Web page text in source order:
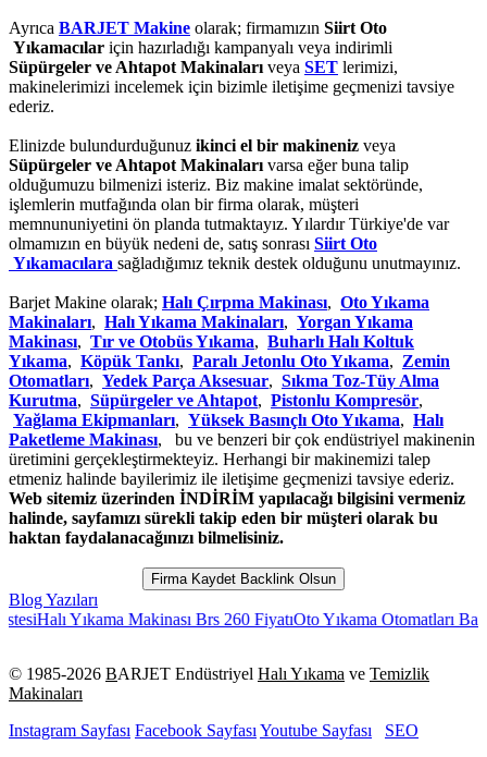
Ayrıca BARJET Makine olarak; firmamızın Siirt Oto
Yıkamacılar için hazırladığı kampanyalı veya indirimli
Süpürgeler ve Ahtapot Makinalarıveya SET lerimizi,
makinelerimizi incelemek için bizimle iletişime geçmenizi tavsiye
ederiz.
Elinizde bulundurduğunuz ikinci el bir makineniz veya
Süpürgeler ve Ahtapot Makinalarıvarsa eğer buna talip
olduğumuzu bilmenizi isteriz. Biz makine imalat sektöründe,
işlemlerin mutfağında olan bir firma olarak, müşteri
memnununiyetini ön planda tutmaktayız. Yılardır Türkiye'de var
olmamızın en büyük nedeni de, satış sonrası Siirt Oto
Yıkamacılara sağladığımız teknik destek olduğunu unutmayınız.
Barjet Makine olarak; Halı Çırpma Makinası, Oto Yıkama
Makinaları, Halı Yıkama Makinaları, Yorgan Yıkama
Makinası, Tır ve Otobüs Yıkama, Buharlı Halı Koltuk
Yıkama, Köpük Tankı, Paralı Jetonlu Oto Yıkama, Zemin
Otomatları, Yedek Parça Aksesuar, Sıkma Toz-Tüy Alma
Kurutma, Süpürgeler ve Ahtapot, Pistonlu Kompresör,
Yağlama Ekipmanları, Yüksek Basınçlı Oto Yıkama, Halı
Paketleme Makinası, bu ve benzeri bir çok endüstriyel makinenin
üretimini gerçekleştirmekteyiz. Herhangi bir makinemizi talep
etmeniz halinde bayilerimiz ile iletişime geçmenizi tavsiye ederiz.
Web sitemiz üzerinden İNDİRİM yapılacağı bilgisini vermeniz
halinde, sayfamızı sürekli takip eden bir müşteri olarak bu
haktan faydalanacağınızı bilmelisiniz.
Firma Kaydet Backlink Olsun
Blog Yazıları
Yıkama Makinası Brs 260 FiyatıOto Yıkama Otomatları Barjet
© 1985-2026 BARJET Endüstriyel Halı Yıkama ve Temizlik
Makinaları
Instagram Sayfası Facebook SayfasıYoutube Sayfası SEO